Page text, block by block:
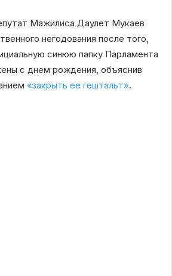
Мажилиса Даулет Мукаев
негодования после того,
синюю папку Парламента
с днем рождения, объяснив
«закрыть ее гештальт».